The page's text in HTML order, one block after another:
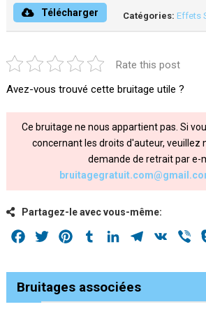
Télécharger Catégories: Effets
Rate this post
Avez-vous trouvé cette bruitage utile ?
Ce bruitage ne nous appartient pas. Si
concernant les droits d'auteur, veuillez
demande de retrait par e-
Partagez-le avec vous-même:
Facebook
Twitter PinterestTumblrLinkedInTelegram
VK
Bruitages associées